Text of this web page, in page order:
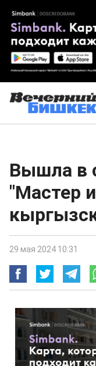
Вышла в
"Мастер
29 мая 2024 10:31